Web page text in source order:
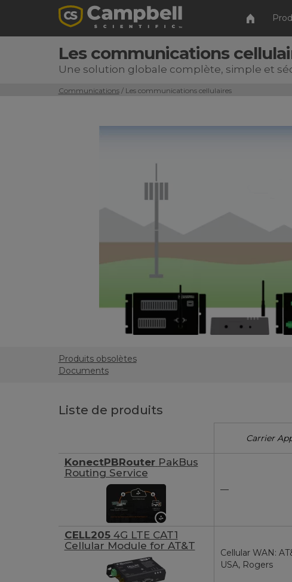
Les communications
Une solution globale complète, simple et
Communications/ Les communications cellulaires
Produits obsolètes
Documents
Liste de produits
Carrier
KonectPBRouter PakBus
Routing Service
—
CELL205 4G LTE CAT1
Cellular Module for AT&T
Cellular WAN:
USA, Rogers